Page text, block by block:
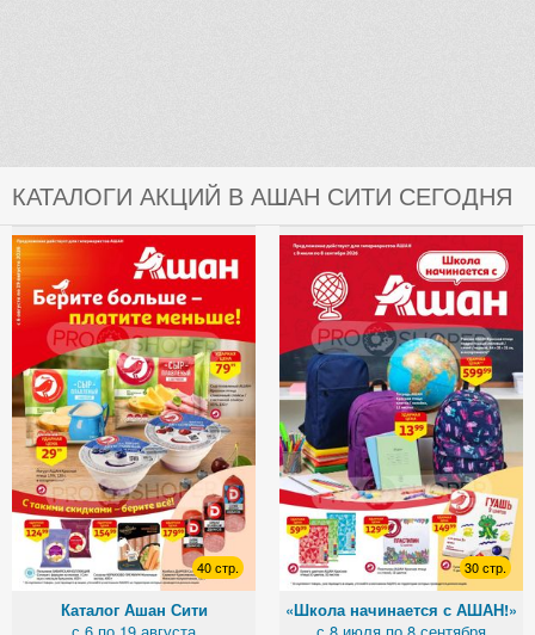
КАТАЛОГИ АКЦИЙ В АШАН СИТИ СЕГОДНЯ
40 стр.
Каталог Ашан Сити
с 6 по 19 августа
30 стр.
«Школа начинается с АШАН!»
с 8 июля по 8 сентября